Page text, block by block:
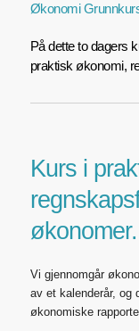
Økonomi
På dette to dagers
praktisk økonomi,
Kurs i
økonomer.
Vi gjennomgår
av et kalenderår, og
økonomiske